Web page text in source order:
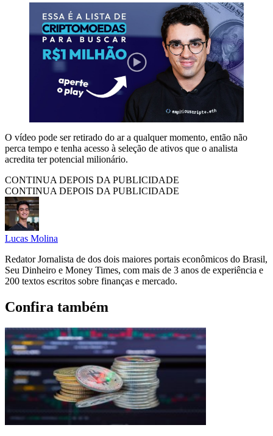
O vídeo pode ser retirado do ar a qualquer momento, então não
perca tempo e tenha acesso à seleção de ativos que o analista
acredita ter potencial milionário.
CONTINUA DEPOIS DA PUBLICIDADE
CONTINUA DEPOIS DA PUBLICIDADE
Lucas Molina
Redator Jornalista de dos dois maiores portais econômicos do Brasil,
Seu Dinheiro e Money Times, com mais de 3 anos de experiência e
200 textos escritos sobre finanças e mercado.
Confira também